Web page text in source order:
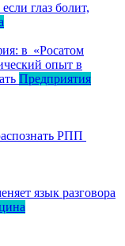
глаз болит,
в «Росатом
опыт в
Предприятия
РПП
язык разговора